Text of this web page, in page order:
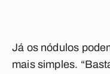
Já os nódulos
mais simples.